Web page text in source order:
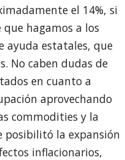
el 14%, si
hagamos a los
ayuda estatales, que
No caben dudas de
en cuanto a
aprovechando
commodities y la
la expansión
inflacionarios,